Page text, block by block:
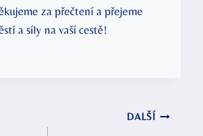
za přečtení a přejeme
a síly na vaší cestě!
DALŠÍ